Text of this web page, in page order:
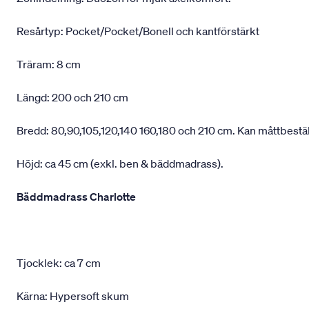
Resårtyp: Pocket/Pocket/Bonell och kantförstärkt
Träram: 8 cm
Längd: 200 och 210 cm
Bredd: 80,90,105,120,140 160,180 och 210 cm. Kan
Höjd: ca 45 cm (exkl. ben & bäddmadrass).
Bäddmadrass Charlotte
Tjocklek: ca 7 cm
Kärna: Hypersoft skum